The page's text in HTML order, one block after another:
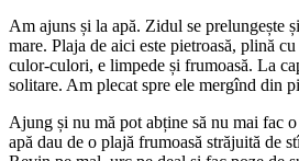
Am ajuns și la apă. Zidul se prelungește
mare. Plaja de aici este pietroasă, plină
culor-culori, e limpede și frumoasă. La
solitare. Am plecat spre ele mergînd din
Ajung și nu mă pot abține să nu mai fac
apă dau de o plajă frumoasă străjuită de